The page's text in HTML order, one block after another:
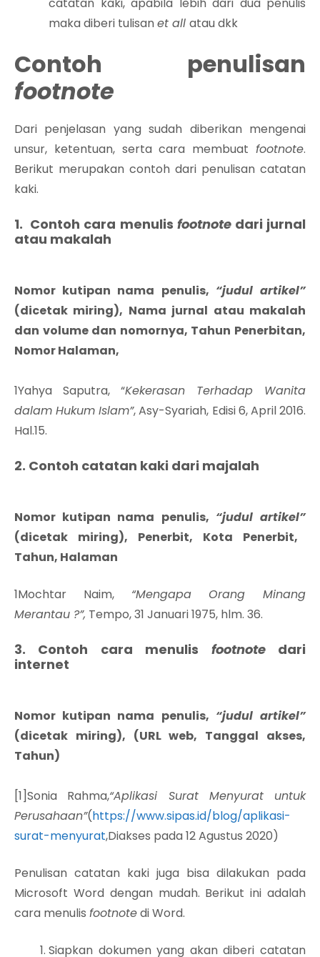
maka diberi tulisanet all atau dkk
Contoh penulisan
footnote
Dari penjelasan yang sudah diberikan mengenai
unsur, ketentuan, serta cara membuat footnote.
Berikut merupakan contoh dari penulisan catatan
kaki.
1. Contoh cara menulis footnotedari jurnal
atau makalah
Nomor kutipan nama penulis, “judul artikel”
(dicetak miring), Nama jurnal atau makalah
dan volume dan nomornya, Tahun Penerbitan,
Nomor Halaman,
1Yahya Saputra, “Kekerasan Terhadap Wanita
dalam Hukum Islam”, Asy-Syariah, Edisi 6, April 2016.
Hal.15.
2. Contoh catatan kaki dari majalah
Nomor kutipan nama penulis, “judul artikel”
(dicetak miring), Penerbit, Kota Penerbit,
Tahun, Halaman
1Mochtar Naim, “Mengapa Orang Minang
Merantau ?”, Tempo, 31 Januari 1975, hlm. 36.
3. Contoh cara menulis footnotedari
internet
Nomor kutipan nama penulis, “judul artikel”
(dicetak miring), (URL web, Tanggal akses,
Tahun)
[1]Sonia Rahma,“Aplikasi Surat Menyurat untuk
Perusahaan”(https://www.sipas.id/blog/aplikasi-
surat-menyurat,Diakses pada 12 Agustus 2020)
Penulisan catatan kaki juga bisa dilakukan pada
Microsoft Word dengan mudah. Berikut ini adalah
cara menulis footnotedi Word.
Siapkan dokumen yang akan diberi catatan